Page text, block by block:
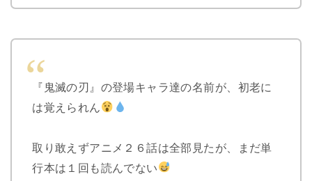
『鬼滅の刃』の登場キャラ達の名前が、初老に
は覚えられん
取り敢えずアニメ２６話は全部見たが、まだ単
行本は１回も読んでない